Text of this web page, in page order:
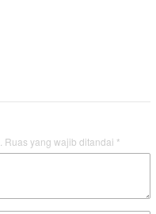
Ruas yang wajib ditandai *